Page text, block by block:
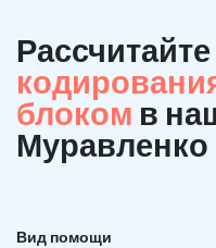
Рассчитайте
блоком в
Муравленко
Вид помощи